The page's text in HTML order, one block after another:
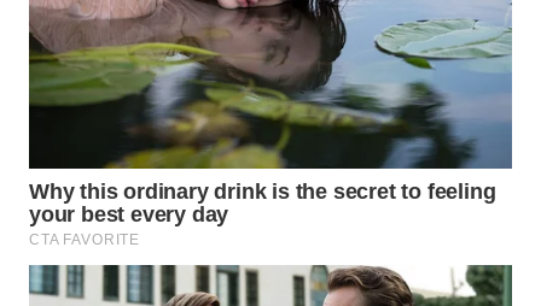
Wahana
Media
Group
WAHANA
NEWS
WAHANA
TANI